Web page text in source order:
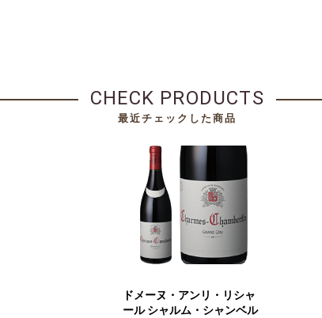
CHECK PRODUCTS
最近チェックした商品
ドメーヌ・アンリ・リシャ
ール シャルム・シャンベル